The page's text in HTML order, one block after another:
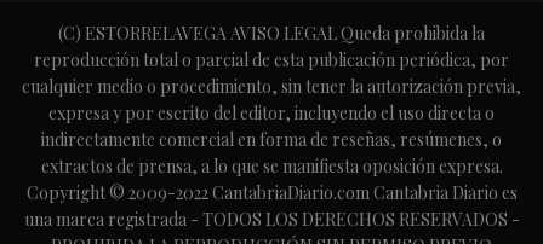
(C) ESTORRELAVEGA AVISO LEGAL Queda prohibida la
reproducción total o parcial de esta publicación periódica, por
cualquier medio o procedimiento, sin tener la autorización previa,
expresa y por escrito del editor, incluyendo el uso directa o
indirectamente comercial en forma de reseñas, resúmenes, o
extractos de prensa, a lo que se manifiesta oposición expresa.
Copyright © 2009-2022 CantabriaDiario.com Cantabria Diario es
una marca registrada - TODOS LOS DERECHOS RESERVADOS -